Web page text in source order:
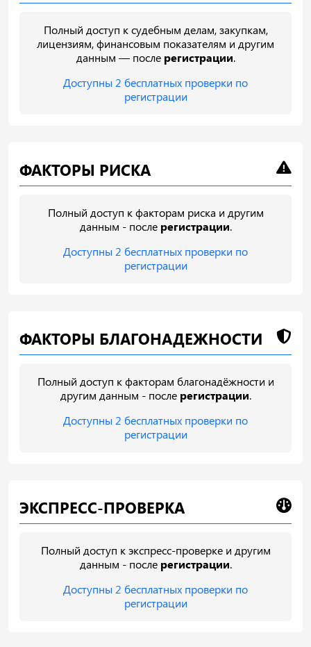
Полный доступ к судебным делам, закупкам,
лицензиям, финансовым показателям и другим
данным — после регистрации.
Доступны 2 бесплатных проверки по
регистрации
ФАКТОРЫ РИСКА
Полный доступ к факторам риска и другим
данным - после регистрации.
Доступны 2 бесплатных проверки по
регистрации
ФАКТОРЫ БЛАГОНАДЕЖНОСТИ
Полный доступ к факторам благонадёжности и
другим данным - после регистрации.
Доступны 2 бесплатных проверки по
регистрации
ЭКСПРЕСС-ПРОВЕРКА
Полный доступ к экспресс-проверке и другим
данным - после регистрации.
Доступны 2 бесплатных проверки по
регистрации